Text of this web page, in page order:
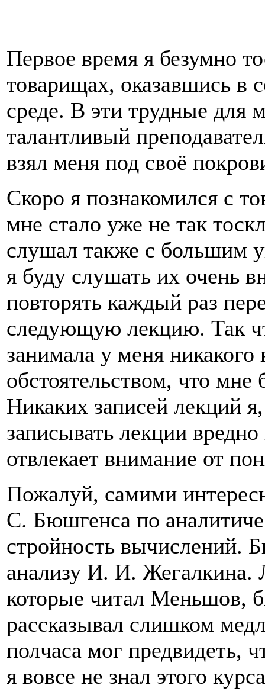
Первое время я безумно
товарищах, оказавшись в
среде. В эти трудные для
талантливый
взял меня под своё
Скоро я познакомился с
мне стало уже не так
слушал также с большим
я буду слушать их очень
повторять каждый раз
следующую лекцию. Так
занимала у меня
обстоятельством, что мне
Никаких записей лекций
записывать лекции
отвлекает внимание от
Пожалуй, самими
С. Бюшгенса по
стройность вычислений.
анализу И. И. Жегалкина.
которые читал Меньшов,
рассказывал слишком
полчаса мог предвидеть,
я вовсе не знал этого